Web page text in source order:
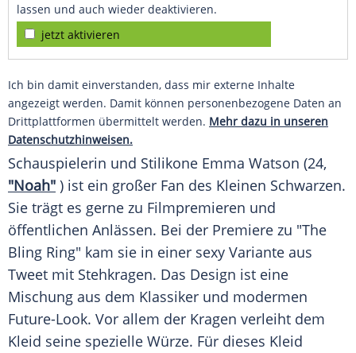
lassen und auch wieder deaktivieren.
jetzt aktivieren
Ich bin damit einverstanden, dass mir externe Inhalte
angezeigt werden. Damit können personenbezogene Daten an
Drittplattformen übermittelt werden. Mehr dazu in unseren
Datenschutzhinweisen.
Schauspielerin und Stilikone Emma Watson (24,
"Noah" ) ist ein großer Fan des Kleinen Schwarzen.
Sie trägt es gerne zu Filmpremieren und
öffentlichen Anlässen. Bei der Premiere zu "The
Bling Ring" kam sie in einer sexy Variante aus
Tweet mit Stehkragen. Das Design ist eine
Mischung aus dem Klassiker und modermen
Future-Look. Vor allem der Kragen verleiht dem
Kleid seine spezielle Würze. Für dieses Kleid